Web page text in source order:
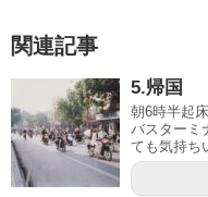
関連記事
5.帰国
朝6時半起
バスターミ
ても気持ち